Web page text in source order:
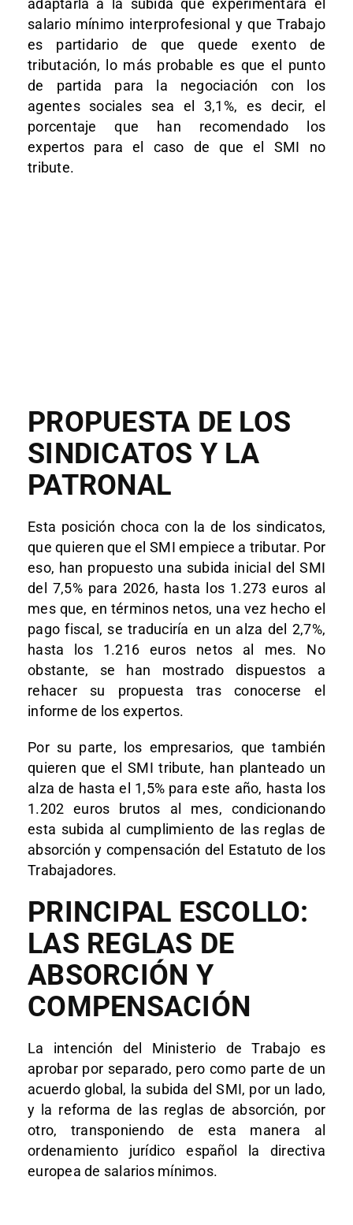
adaptarla a la subida que experimentará el
salario mínimo interprofesional y que Trabajo
es partidario de que quede exento de
tributación, lo más probable es que el punto
de partida para la negociación con los
agentes sociales sea el 3,1%, es decir, el
porcentaje que han recomendado los
expertos para el caso de que el SMI no
tribute.
PROPUESTA DE LOS
SINDICATOS Y LA
PATRONAL
Esta posición choca con la de los sindicatos,
que quieren que el SMI empiece a tributar. Por
eso, han propuesto una subida inicial del SMI
del 7,5% para 2026, hasta los 1.273 euros al
mes que, en términos netos, una vez hecho el
pago fiscal, se traduciría en un alza del 2,7%,
hasta los 1.216 euros netos al mes. No
obstante, se han mostrado dispuestos a
rehacer su propuesta tras conocerse el
informe de los expertos.
Por su parte, los empresarios, que también
quieren que el SMI tribute, han planteado un
alza de hasta el 1,5% para este año, hasta los
1.202 euros brutos al mes, condicionando
esta subida al cumplimiento de las reglas de
absorción y compensación del Estatuto de los
Trabajadores.
PRINCIPAL ESCOLLO:
LAS REGLAS DE
ABSORCIÓN Y
COMPENSACIÓN
La intención del Ministerio de Trabajo es
aprobar por separado, pero como parte de un
acuerdo global, la subida del SMI, por un lado,
y la reforma de las reglas de absorción, por
otro, transponiendo de esta manera al
ordenamiento jurídico español la directiva
europea de salarios mínimos.